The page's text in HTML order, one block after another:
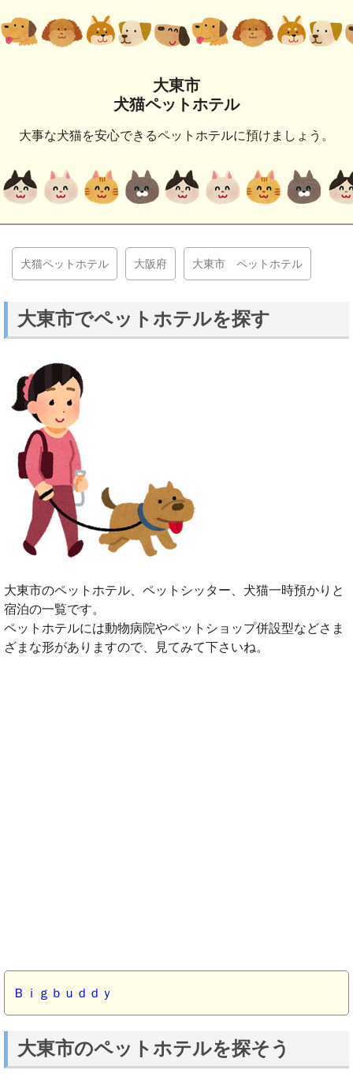
大東市
犬猫ペットホテル
大事な犬猫を安心できるペットホテルに預けましょう。
犬猫ペットホテル 大阪府 大東市 ペットホテル
大東市でペットホテルを探す
大東市のペットホテル、ペットシッター、犬猫一時預かりと
宿泊の一覧です。
ペットホテルには動物病院やペットショップ併設型などさま
ざまな形がありますので、見てみて下さいね。
Ｂｉｇｂｕｄｄｙ
大東市のペットホテルを探そう